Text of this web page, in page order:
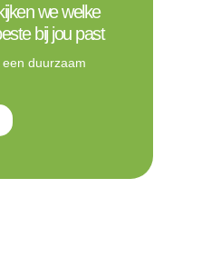
we welke
bij jou past
duurzaam